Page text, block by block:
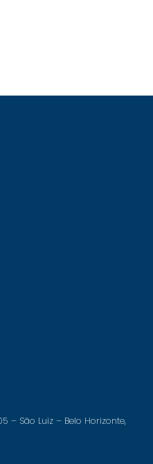
– São Luiz – Belo Horizonte,